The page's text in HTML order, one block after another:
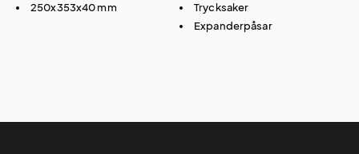
250x353x40 mm
Trycksaker
Expanderpåsar